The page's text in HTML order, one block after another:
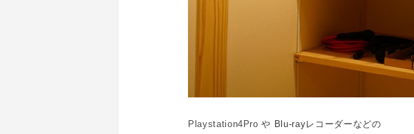
Playstation4Pro や Blu-rayレコーダーなどの